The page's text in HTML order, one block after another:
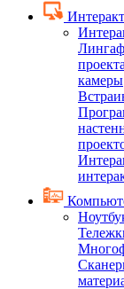
камеры